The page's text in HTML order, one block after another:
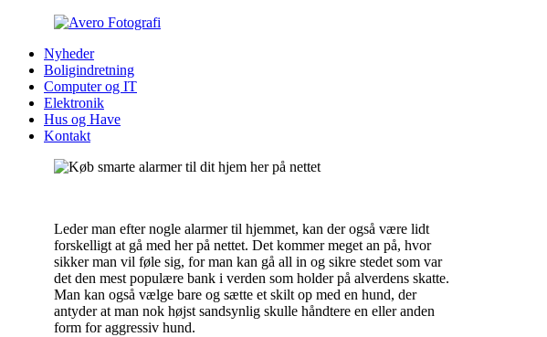
Nyheder
Boligindretning
Computer og IT
Elektronik
Hus og Have
Kontakt
Leder man efter nogle alarmer til hjemmet, kan der også være lidt
forskelligt at gå med her på nettet. Det kommer meget an på, hvor
sikker man vil føle sig, for man kan gå all in og sikre stedet som var
det den mest populære bank i verden som holder på alverdens skatte.
Man kan også vælge bare og sætte et skilt op med en hund, der
antyder at man nok højst sandsynlig skulle håndtere en eller anden
form for aggressiv hund.